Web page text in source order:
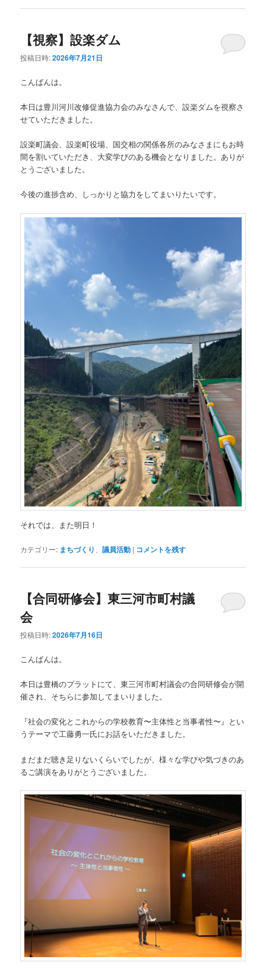
【視察】設楽ダム
投稿日時:2026年7月21日
こんばんは。
本日は豊川河川改修促進協力会のみなさんで、設楽ダムを視察さ
せていただきました。
設楽町議会、設楽町役場、国交相の関係各所のみなさまにもお時
間を割いていただき、大変学びのある機会となりました。ありが
とうございました。
今後の進捗含め、しっかりと協力をしてまいりたいです。
それでは、また明日！
カテゴリー: まちづくり 、議員活動 | コメントを残す
【合同研修会】東三河市町村議
会
投稿日時:2026年7月16日
こんばんは。
本日は豊橋のプラットにて、東三河市町村議会の合同研修会が開
催され、そちらに参加してまいりました。
『社会の変化とこれからの学校教育〜主体性と当事者性〜』とい
うテーマで工藤勇一氏にお話をいただきました。
まだまだ聴き足りないくらいでしたが、様々な学びや気づきのあ
るご講演をありがとうございました。